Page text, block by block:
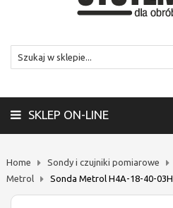
SKLEP ON-LINE
Home Sondy i czujniki pomiarowe
Metrol
Sonda Metrol H4A-18-40-03H